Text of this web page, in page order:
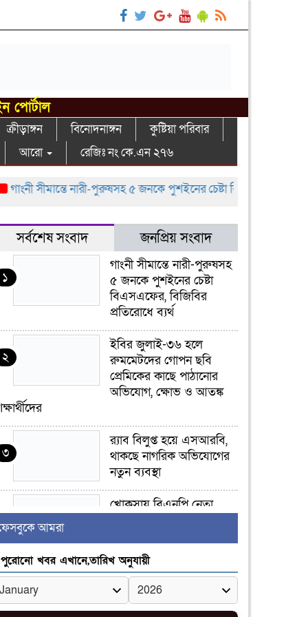
পোর্টাল
ক্রীড়াঙ্গন বিনোদনাঙ্গন
কুষ্টিয়া পরিবার
আরো রেজিঃ নং কে.এন ২৭৬
সীমান্তে নারী-পুরুষসহ ৫ জনকে পুশইনের চেষ্টা বিএসএফের, বিজিবির
সর্বশেষ সংবাদ জনপ্রিয় সংবাদ
১
গাংনী সীমান্তে নারী-পুরুষসহ
৫ জনকে পুশইনের চেষ্টা
বিএসএফের, বিজিবির
প্রতিরোধে ব্যর্থ
২
ইবির জুলাই-৩৬ হলে
রুমমেটদের গোপন ছবি
প্রেমিকের কাছে পাঠানোর
অভিযোগ, ক্ষোভ ও আতঙ্ক
৩
র‍্যাব বিলুপ্ত হয়ে এসআরবি,
থাকছে নাগরিক অভিযোগের
নতুন ব্যবস্থা
৪
খোকসায় বিএনপি নেতা
৫
সাঈদীর ছবিতে জুতা
নিক্ষেপকারীরা ‘জারজ
সন্তান’: আমির হামজা
আমরা
পুরোনো খবর এখানে,তারিখ অনুযায়ী